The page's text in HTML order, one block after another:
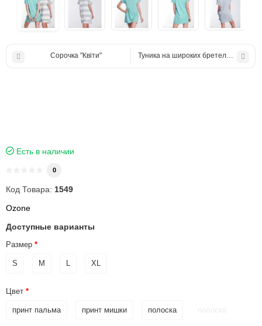
Сорочка "Квіти" Туника на широких бретелях Summer
Есть в наличии
0
Код Товара: 1549
Ozone
Доступные варианты
Размер
S M L XL
Цвет
принт пальма принт мишки полоска